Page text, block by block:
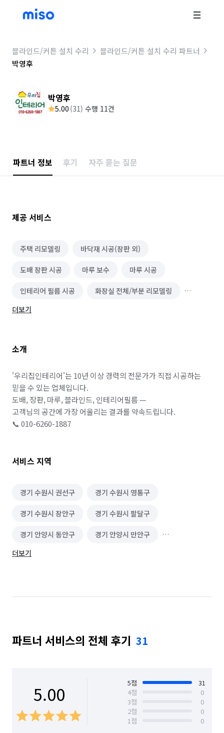
블라인드/커튼 설치 수리
블라인드/커튼 설치 수리 파트너
박영후
박영후
5.00 (31) 수행 11건
파트너 정보 후기 자주 묻는 질문
제공 서비스
주택 리모델링 바닥재 시공(장판 외)
도배 장판 시공 마루 보수 마루 시공
인테리어 필름 시공 화장실 전체/부분 리모델링
블라인드/커튼 설치 수리
더보기
소개
'우리집인테리어'는 10년 이상 경력의 전문가가 직접 시공하는
믿을 수 있는 업체입니다.
도배, 장판, 마루, 블라인드, 인테리어필름 —
고객님의 공간에 가장 어울리는 결과를 약속드립니다.
📞 010-6260-1887
서비스 지역
경기 수원시 권선구 경기 수원시 영통구
경기 수원시 장안구 경기 수원시 팔달구
경기 안양시 동안구 경기 안양시 만안구
경기 오산시
경기 평택시 경기 화성시 경기 화성시 동탄구
경기 화성시 병점구
더보기
파트너 서비스의 전체 후기 31
5.00 5점
31
4점
0
3점
0
2점
0
1점
0